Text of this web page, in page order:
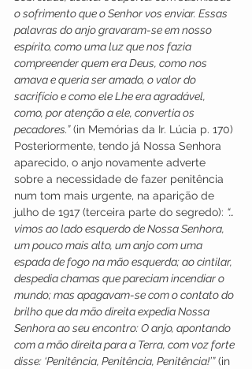
o sofrimento que o Senhor vos enviar. Essas
palavras do anjo gravaram-se em nosso
espírito, como uma luz que nos fazia
compreender quem era Deus, como nos
amava e queria ser amado, o valor do
sacrifício e como ele Lhe era agradável,
como, por atenção a ele, convertia os
pecadores.” (in Memórias da Ir. Lúcia p. 170)
Posteriormente, tendo já Nossa Senhora
aparecido, o anjo novamente adverte
sobre a necessidade de fazer penitência
num tom mais urgente, na aparição de
julho de 1917 (terceira parte do segredo): “…
vimos ao lado esquerdo de Nossa Senhora,
um pouco mais alto, um anjo com uma
espada de fogo na mão esquerda; ao cintilar,
despedia chamas que pareciam incendiar o
mundo; mas apagavam-se com o contato do
brilho que da mão direita expedia Nossa
Senhora ao seu encontro: O anjo, apontando
com a mão direita para a Terra, com voz forte
disse: ‘Penitência, Penitência, Penitência!’” (in